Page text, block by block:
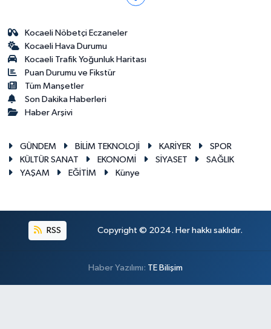
Kocaeli Nöbetçi Eczaneler
Kocaeli Hava Durumu
Kocaeli Trafik Yoğunluk Haritası
Puan Durumu ve Fikstür
Tüm Manşetler
Son Dakika Haberleri
Haber Arşivi
GÜNDEM BİLİM TEKNOLOJİ KARİYER
SPOR
KÜLTÜR SANAT
EKONOMİ SİYASET
SAĞLIK
YAŞAM
EĞİTİM Künye
RSS Copyright © 2024. Her hakkı saklıdır.
Haber Yazılımı: TE Bilişim